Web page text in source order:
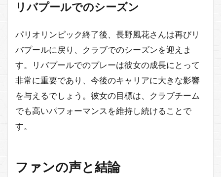
リバプールでのシーズン
パリオリンピック終了後、長野風花さんは再びリ
バプールに戻り、クラブでのシーズンを迎えま
す。リバプールでのプレーは彼女の成長にとって
非常に重要であり、今後のキャリアに大きな影響
を与えるでしょう。彼女の目標は、クラブチーム
でも高いパフォーマンスを維持し続けることで
す。
ファンの声と結論